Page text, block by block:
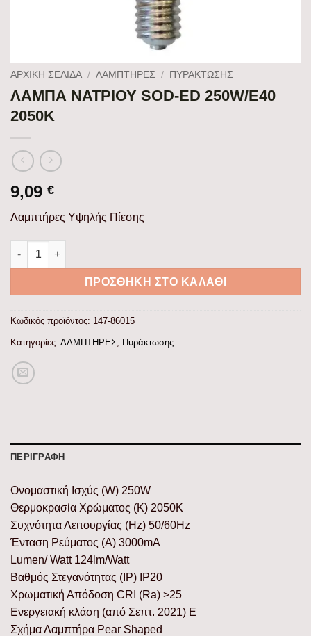
ΑΡΧΙΚΉ ΣΕΛΊΔΑ / ΛΑΜΠΤΗΡΕΣ / ΠΥΡΆΚΤΩΣΗΣ
ΛΑΜΠΑ ΝΑΤΡΙΟΥ SOD-ED 250W/E40
2050K
9,09 €
Λαμπτήρες Υψηλής Πίεσης
ΛΑΜΠΑ ΝΑΤΡΙΟΥ SOD-ED 250W/E40 2050K ποσότητα
ΠΡΟΣΘΉΚΗ ΣΤΟ ΚΑΛΆΘΙ
Κωδικός προϊόντος: 147-86015
Κατηγορίες: ΛΑΜΠΤΗΡΕΣ Πυράκτωσης
ΠΕΡΙΓΡΑΦΉ
Ονομαστική Ισχύς (W) 250W
Θερμοκρασία Χρώματος (K) 2050K
Συχνότητα Λειτουργίας (Hz) 50/60Hz
Ένταση Ρεύματος (Α) 3000mA
Lumen/ Watt 124lm/Watt
Βαθμός Στεγανότητας (IP) IP20
Χρωματική Απόδοση CRI (Ra) >25
Ενεργειακή κλάση (από Σεπτ. 2021) Ε
Σχήμα Λαμπτήρα Pear Shaped